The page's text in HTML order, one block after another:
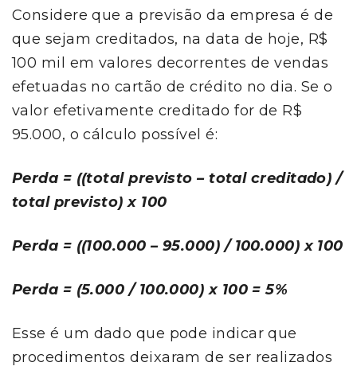
Considere que a previsão da empresa é de
que sejam creditados, na data de hoje, R$
100 mil em valores decorrentes de vendas
efetuadas no cartão de crédito no dia. Se o
valor efetivamente creditado for de R$
95.000, o cálculo possível é:
Perda = ((total previsto – total creditado) /
total previsto) x 100
Perda = ((100.000 – 95.000) / 100.000) x 100
Perda = (5.000 / 100.000) x 100 = 5%
Esse é um dado que pode indicar que
procedimentos deixaram de ser realizados